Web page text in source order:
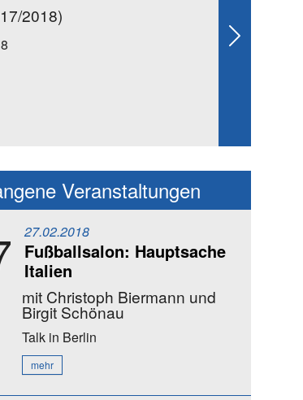
2018)
Next
Veranstaltungen
27.02.2018
Fußballsalon: Hauptsache
Italien
mit Christoph Biermann und
Birgit Schönau
Talk in Berlin
mehr